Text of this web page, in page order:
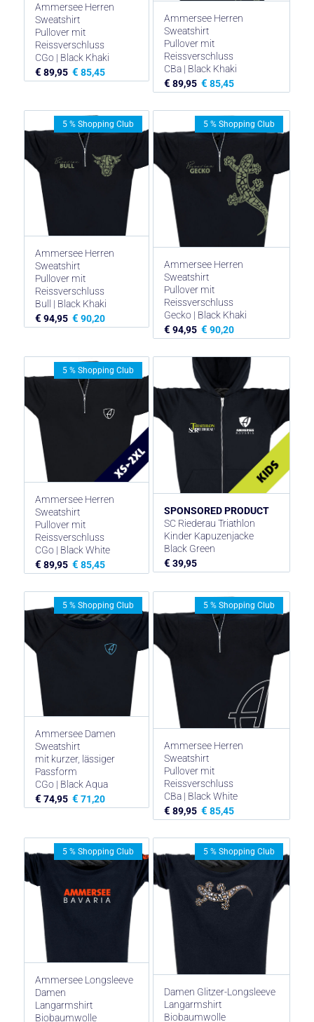
Ammersee Herren
Sweatshirt
Pullover mit
Reissverschluss
CGo | Black Khaki
€ 89,95 € 85,45
Ammersee Herren
Sweatshirt
Pullover mit
Reissverschluss
CBa | Black Khaki
€ 89,95 € 85,45
Ammersee Herren
Sweatshirt
Pullover mit
Reissverschluss
Bull | Black Khaki
€ 94,95 € 90,20
5 % Shopping Club
Ammersee Herren
Sweatshirt
Pullover mit
Reissverschluss
Gecko | Black Khaki
€ 94,95 € 90,20
5 % Shopping Club
Ammersee Herren
Sweatshirt
Pullover mit
Reissverschluss
CGo | Black White
€ 89,95 € 85,45
5 % Shopping Club
SPONSORED PRODUCT
SC Riederau Triathlon
Kinder Kapuzenjacke
Black Green
€ 39,95
Ammersee Damen
Sweatshirt
mit kurzer, lässiger
Passform
CGo | Black Aqua
€ 74,95 € 71,20
5 % Shopping Club
Ammersee Herren
Sweatshirt
Pullover mit
Reissverschluss
CBa | Black White
€ 89,95 € 85,45
5 % Shopping Club
Ammersee Longsleeve
Damen
Langarmshirt
Biobaumwolle
5 % Shopping Club
Damen Glitzer-Longsleeve
Langarmshirt
Biobaumwolle
5 % Shopping Club